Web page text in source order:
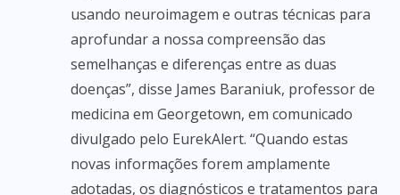
usando neuroimagem e outras técnicas para
aprofundar a nossa compreensão das
semelhanças e diferenças entre as duas
doenças”, disse James Baraniuk, professor de
medicina em Georgetown, em comunicado
divulgado pelo EurekAlert. “Quando estas
novas informações forem amplamente
adotadas, os diagnósticos e tratamentos para